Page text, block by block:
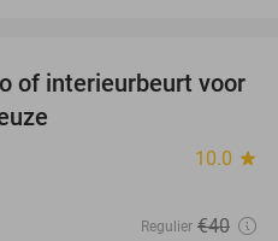
53%
of interieurbeurt voor
10.0 star
Regulier €40